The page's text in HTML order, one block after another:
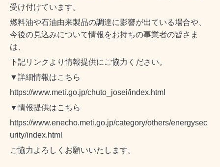
受け付けています。
燃料油や石油由来製品の調達に影響が出ている場合や、
今後の見込みについて情報をお持ちの事業者の皆さま
は、
下記リンクより情報提供にご協力ください。
▼詳細情報はこちら
https://www.meti.go.jp/chuto_josei/index.html
▼情報提供はこちら
https://www.enecho.meti.go.jp/category/others/energysec
urity/index.html
ご協力よろしくお願いいたします。